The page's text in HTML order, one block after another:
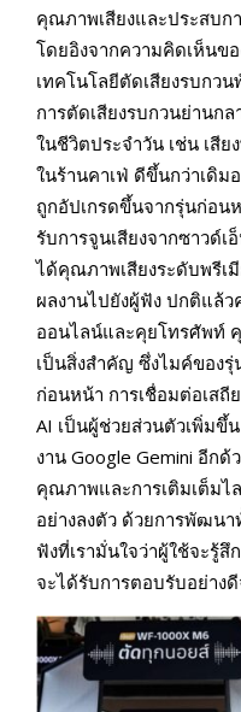
คุณภาพเสียงและประสบก
โดยอิงจากความคิดเห็นข
เทคโนโลยีตัดเสียงรบกว
การตัดเสียงรบกวนย่านก
ในชีวิตประจำวัน เช่น เสีย
ในร้านคาเฟ่ ดีขึ้นกว่าเดิม
ถูกอัปเกรดขึ้นจากรุ่นก่อน
รับการจูนเสียงจากซาวด์
ได้คุณภาพเสียงระดับพรีเ
ผลงานไปยังผู้ฟัง ปกติแล้
ออนไลน์และคุยโทรศัพท์
เป็นสิ่งสำคัญ ซึ่งไมค์ของ
ก่อนหน้า การเชื่อมต่อเส
AI เป็นผู้ช่วยส่วนตัวเพิ่มขึ้
งาน Google Gemini อีก
คุณภาพและการเติมเต็ม
อย่างลงตัว ด้วยการพัฒน
ฟังที่เรามั่นใจว่าผู้ใช้จะรู้สึก
จะได้รับการตอบรับอย่าง